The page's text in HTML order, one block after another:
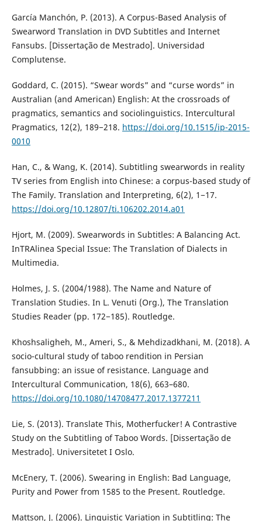
García Manchón, P. (2013). A Corpus-Based Analysis of
Swearword Translation in DVD Subtitles and Internet
Fansubs. [Dissertação de Mestrado]. Universidad
Complutense.
Goddard, C. (2015). “Swear words” and “curse words” in
Australian (and American) English: At the crossroads of
pragmatics, semantics and sociolinguistics. Intercultural
Pragmatics, 12(2), 189−218. https://doi.org/10.1515/ip-2015-
0010
Han, C., & Wang, K. (2014). Subtitling swearwords in reality
TV series from English into Chinese: a corpus-based study of
The Family. Translation and Interpreting, 6(2), 1−17.
https://doi.org/10.12807/ti.106202.2014.a01
Hjort, M. (2009). Swearwords in Subtitles: A Balancing Act.
InTRAlinea Special Issue: The Translation of Dialects in
Multimedia.
Holmes, J. S. (2004/1988). The Name and Nature of
Translation Studies. In L. Venuti (Org.), The Translation
Studies Reader (pp. 172−185). Routledge.
Khoshsaligheh, M., Ameri, S., & Mehdizadkhani, M. (2018). A
socio-cultural study of taboo rendition in Persian
fansubbing: an issue of resistance. Language and
Intercultural Communication, 18(6), 663–680.
https://doi.org/10.1080/14708477.2017.1377211
Lie, S. (2013). Translate This, Motherfucker! A Contrastive
Study on the Subtitling of Taboo Words. [Dissertação de
Mestrado]. Universitetet I Oslo.
McEnery, T. (2006). Swearing in English: Bad Language,
Purity and Power from 1585 to the Present. Routledge.
Mattson, J. (2006). Linguistic Variation in Subtitling: The